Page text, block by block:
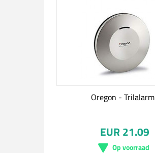
Oregon - Trilalarm
EUR 21.09
Op voorraad